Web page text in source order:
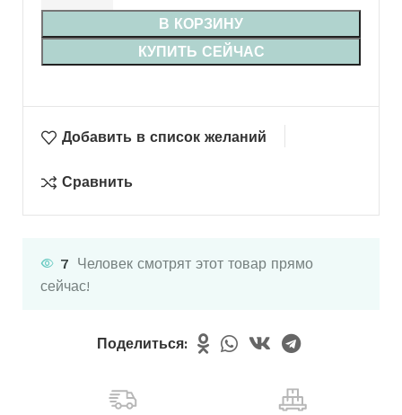
В КОРЗИНУ
КУПИТЬ СЕЙЧАС
Добавить в список желаний
Сравнить
7 Человек смотрят этот товар прямо
сейчас!
Поделиться: